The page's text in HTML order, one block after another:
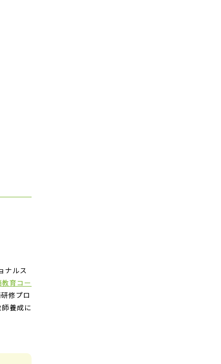
ナルス
育コー
修プロ
養成に